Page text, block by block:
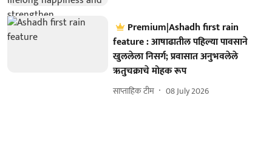
Premium|Ashadh first rain
feature : आषाढातील पहिल्या पावसाने
खुललेला निसर्ग; प्रवासात अनुभवलेले
ऋतुचक्राचे मोहक रूप
साप्ताहिक टीम 08 July 2026